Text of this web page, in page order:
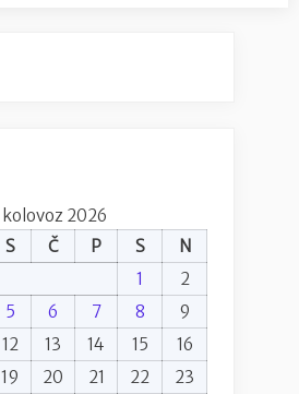
kolovoz 2026
S Č P S
N
1
2
5 6 7 8
9
12 13 14 15
16
19 20 21 22
23